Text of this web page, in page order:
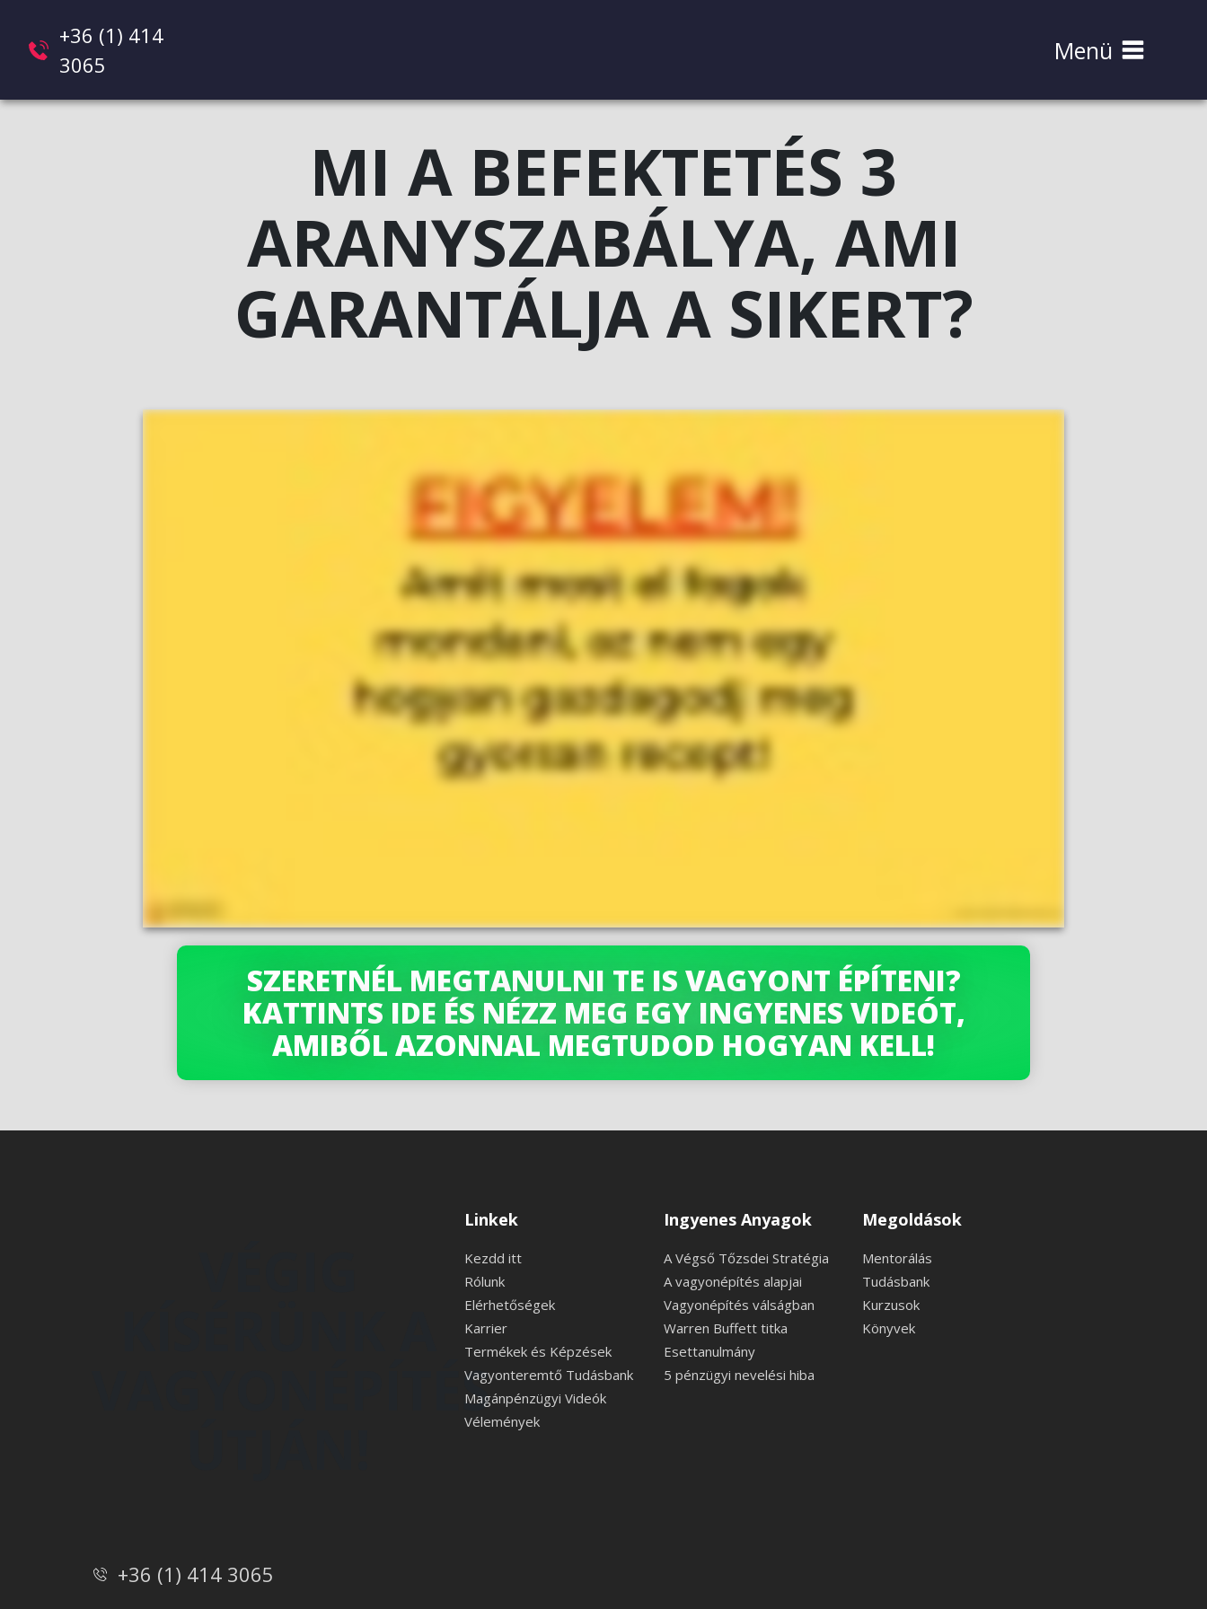
+36 (1) 414
3065
Menü
MI A BEFEKTETÉS 3
ARANYSZABÁLYA, AMI
GARANTÁLJA A SIKERT?
SZERETNÉL MEGTANULNI TE IS VAGYONT ÉPÍTENI?
KATTINTS IDE ÉS NÉZZ MEG EGY INGYENES VIDEÓT,
AMIBŐL AZONNAL MEGTUDOD HOGYAN KELL!
VAGYONÉPÍTÉS
+36 (1) 414 3065
Linkek
Kezdd itt
Rólunk
Elérhetőségek
Karrier
Termékek és Képzések
Vagyonteremtő Tudásbank
Magánpénzügyi Videók
Vélemények
Ingyenes Anyagok
A Végső Tőzsdei Stratégia
A vagyonépítés alapjai
Vagyonépítés válságban
Warren Buffett titka
Esettanulmány
5 pénzügyi nevelési hiba
Megoldások
Mentorálás
Tudásbank
Kurzusok
Könyvek